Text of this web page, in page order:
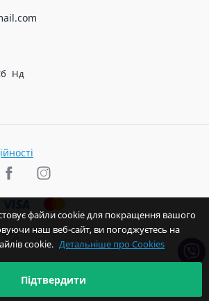
Нд
файли cookie для покращення вашого
наш веб-сайт, ви погоджуєтесь на
cookie. Детальніше про Cookies
Підтвердити